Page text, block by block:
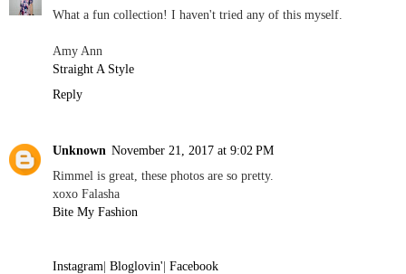
What a fun collection! I haven't tried any of this myself.
Amy Ann
Straight A Style
Reply
Unknown November 21, 2017 at 9:02 PM
Rimmel is great, these photos are so pretty.
xoxo Falasha
Bite My Fashion
Instagram| Bloglovin'| Facebook